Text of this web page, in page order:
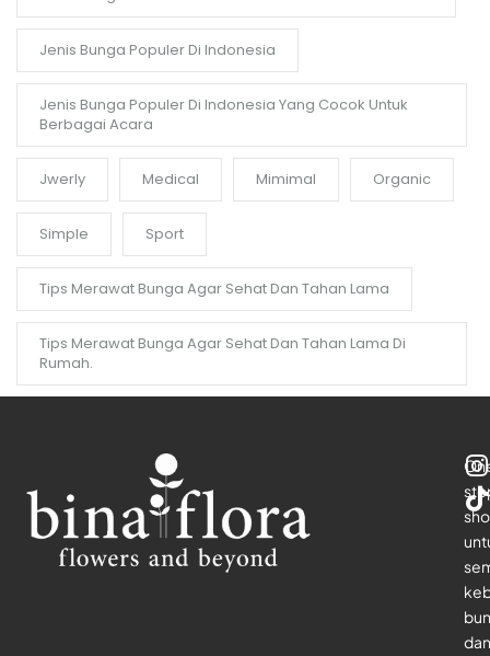
Jenis Bunga Populer Di Indonesia
Jenis Bunga Populer Di Indonesia Yang Cocok Untuk
Berbagai Acara
Jwerly Medical Mimimal Organic
Simple Sport
Tips Merawat Bunga Agar Sehat Dan Tahan Lama
Tips Merawat Bunga Agar Sehat Dan Tahan Lama Di
Rumah.
dan